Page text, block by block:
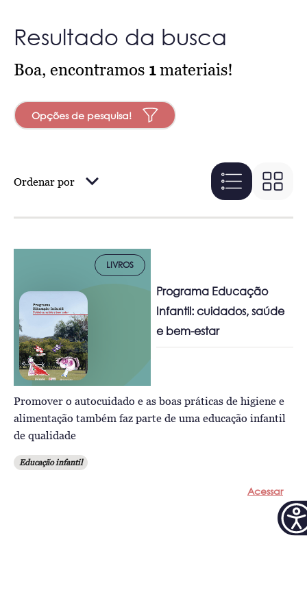
Resultado da busca
Boa, encontramos 1materiais!
Opções de pesquisa!
Ordenar por
LIVROS
Programa Educação
Infantil: cuidados, saúde
e bem-estar
Promover o autocuidado e as boas práticas de higiene e
alimentação também faz parte de uma educação infantil
de qualidade
Educação infantil
Acessar